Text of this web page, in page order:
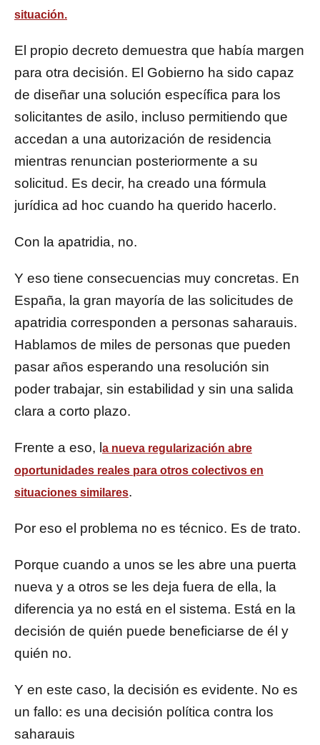
situación.
El propio decreto demuestra que había margen
para otra decisión. El Gobierno ha sido capaz
de diseñar una solución específica para los
solicitantes de asilo, incluso permitiendo que
accedan a una autorización de residencia
mientras renuncian posteriormente a su
solicitud. Es decir, ha creado una fórmula
jurídica ad hoc cuando ha querido hacerlo.
Con la apatridia, no.
Y eso tiene consecuencias muy concretas. En
España, la gran mayoría de las solicitudes de
apatridia corresponden a personas saharauis.
Hablamos de miles de personas que pueden
pasar años esperando una resolución sin
poder trabajar, sin estabilidad y sin una salida
clara a corto plazo.
Frente a eso, l a nueva regularización abre
oportunidades reales para otros colectivos en
situaciones similares.
Por eso el problema no es técnico. Es de trato.
Porque cuando a unos se les abre una puerta
nueva y a otros se les deja fuera de ella, la
diferencia ya no está en el sistema. Está en la
decisión de quién puede beneficiarse de él y
quién no.
Y en este caso, la decisión es evidente. No es
un fallo: es una decisión política contra los
saharauis